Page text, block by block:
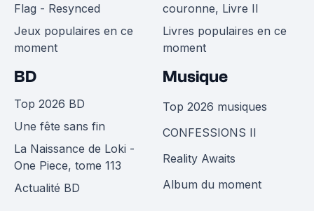
Flag - Resynced
Jeux populaires en ce
moment
couronne, Livre II
Livres populaires en ce
moment
BD
Top 2026 BD
Une fête sans fin
La Naissance de Loki -
One Piece, tome 113
Actualité BD
Musique
Top 2026 musiques
CONFESSIONS II
Reality Awaits
Album du moment